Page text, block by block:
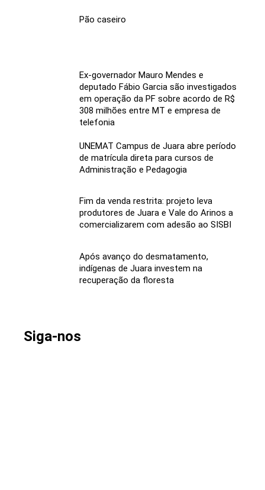
Pão caseiro
Ex-governador Mauro Mendes e
deputado Fábio Garcia são investigados
em operação da PF sobre acordo de R$
308 milhões entre MT e empresa de
telefonia
UNEMAT Campus de Juara abre período
de matrícula direta para cursos de
Administração e Pedagogia
Fim da venda restrita: projeto leva
produtores de Juara e Vale do Arinos a
comercializarem com adesão ao SISBI
Após avanço do desmatamento,
indígenas de Juara investem na
recuperação da floresta
Siga-nos